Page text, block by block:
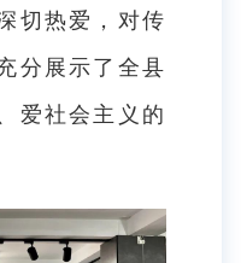
切热爱，对传
分展示了全县
爱社会主义的